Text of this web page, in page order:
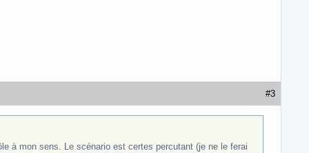
#3
à mon sens. Le scénario est certes percutant (je ne le ferai